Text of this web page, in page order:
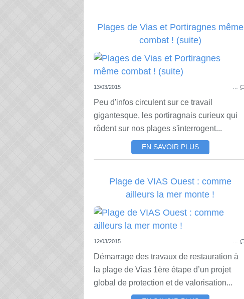
Plages de Vias et Portiragnes même
combat ! (suite)
13/03/2015
Peu d'infos circulent sur ce travail
gigantesque, les portiragnais curieux qui
rôdent sur nos plages s'interrogent...
EN SAVOIR PLUS
Plage de VIAS Ouest : comme
ailleurs la mer monte !
12/03/2015
Démarrage des travaux de restauration à
la plage de Vias 1ère étape d’un projet
global de protection et de valorisation...